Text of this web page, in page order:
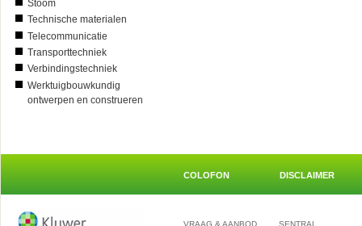
Stoom
Technische materialen
Telecommunicatie
Transporttechniek
Verbindingstechniek
Werktuigbouwkundig
ontwerpen en construeren
COLOFON DISCLAIMER
VRAAG & AANBOD SENTRAL